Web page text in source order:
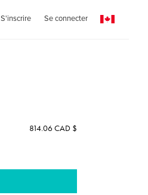
S'inscrire Se connecter
814.06 CAD $